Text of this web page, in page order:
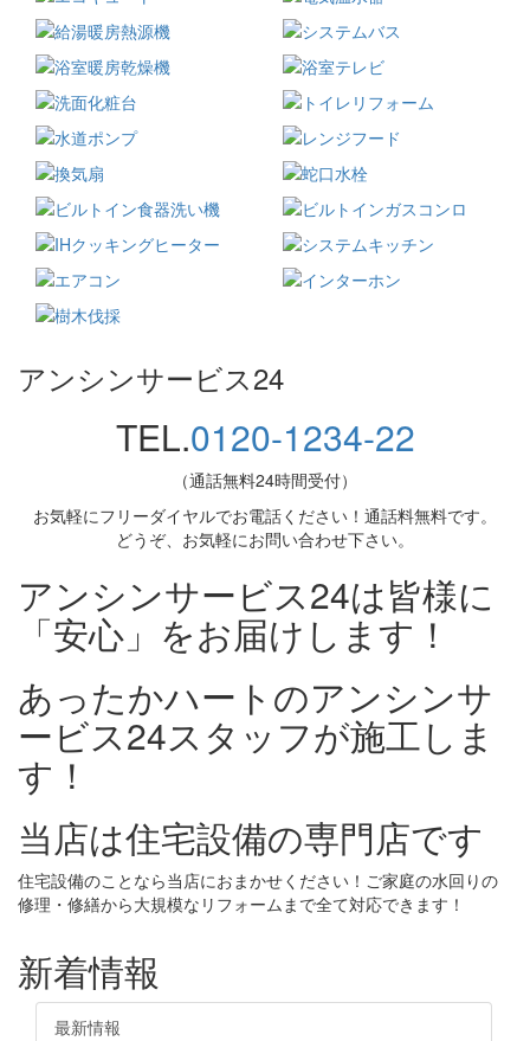
アンシンサービス24
TEL.0120-1234-22
（通話無料24時間受付）
お気軽にフリーダイヤルでお電話ください！通話料無料です。
どうぞ、お気軽にお問い合わせ下さい。
アンシンサービス24は皆様に
「安心」をお届けします！
あったかハートのアンシンサ
ービス24スタッフが施工しま
す！
当店は住宅設備の専門店です
住宅設備のことなら当店におまかせください！ご家庭の水回りの
修理・修繕から大規模なリフォームまで全て対応できます！
新着情報
最新情報